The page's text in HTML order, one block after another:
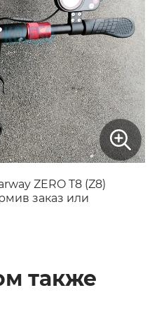
ZERO T8 (Z8)
заказ или
также